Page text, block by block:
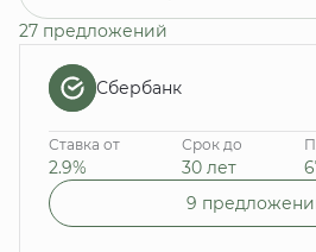
27 предложений
Сбербанк
Ставка от
2.9%
Срок до
30 лет
9